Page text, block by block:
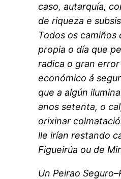
caso, autarquía,
de riqueza e
Todos os
propia o día que
radica o gran
económico á
que a algún
anos setenta, o
orixinar
lle irían restando
Figueirúa ou de
Un Peirao